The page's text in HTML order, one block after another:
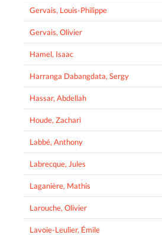
Gervais, Louis-Philippe
Gervais, Olivier
Hamel, Isaac
Harranga Dabangdata, Sergy
Hassar, Abdellah
Houde, Zachari
Labbé, Anthony
Labrecque, Jules
Laganière, Mathis
Larouche, Olivier
Lavoie-Leulier, Émile